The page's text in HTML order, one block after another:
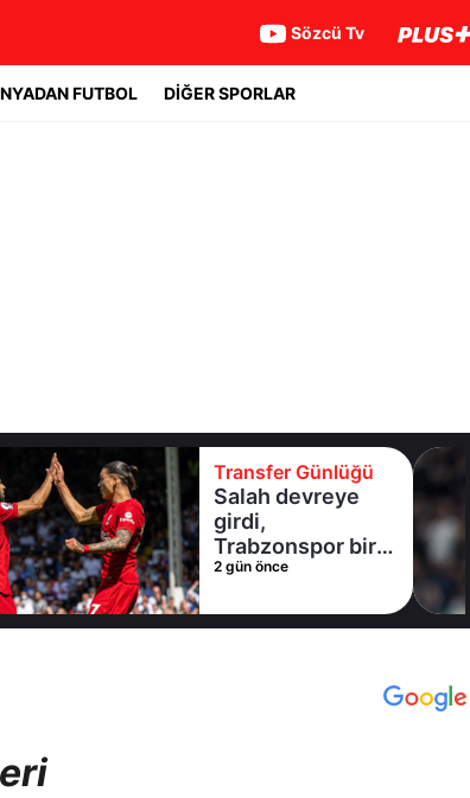
Sözcü Tv
FUTBOL DİĞER SPORLAR
Transfer Günlüğü
Yıldız oyuncudan
Fenerbahçe'ye
müjde! Ayrılmak
istiyor
2 gün önce